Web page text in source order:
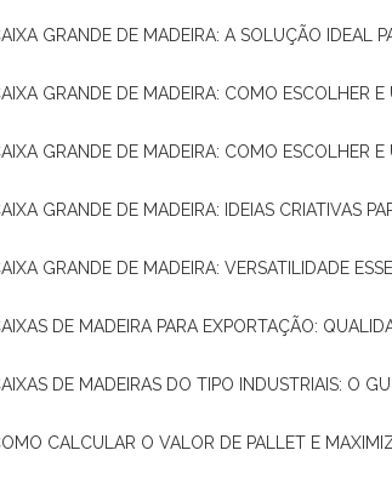
CAIXA GRANDE DE MADEIRA: A SOLUÇÃO IDEAL
CAIXA GRANDE DE MADEIRA: COMO ESCOLHER
CAIXA GRANDE DE MADEIRA: COMO ESCOLHER
CAIXA GRANDE DE MADEIRA: IDEIAS CRIATIVAS
CAIXA GRANDE DE MADEIRA: VERSATILIDADE
CAIXAS DE MADEIRA PARA EXPORTAÇÃO:
CAIXAS DE MADEIRAS DO TIPO INDUSTRIAIS: O
COMO CALCULAR O VALOR DE PALLET E